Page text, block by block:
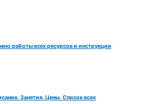
работы всех ресурсов и инструкции
Занятия. Цены. Список всех